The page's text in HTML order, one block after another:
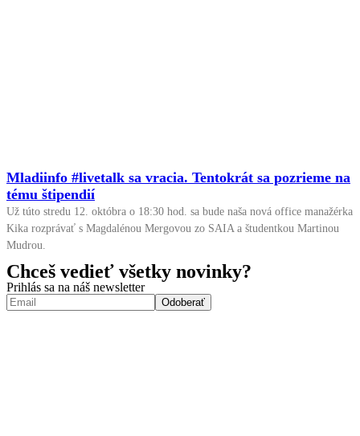
Mladiinfo #livetalk sa vracia. Tentokrát sa pozrieme na
tému štipendií
Už túto stredu 12. októbra o 18:30 hod. sa bude naša nová office manažérka
Kika rozprávať s Magdalénou Mergovou zo SAIA a študentkou Martinou
Mudrou.
Chceš vedieť všetky novinky?
Prihlás sa na náš newsletter